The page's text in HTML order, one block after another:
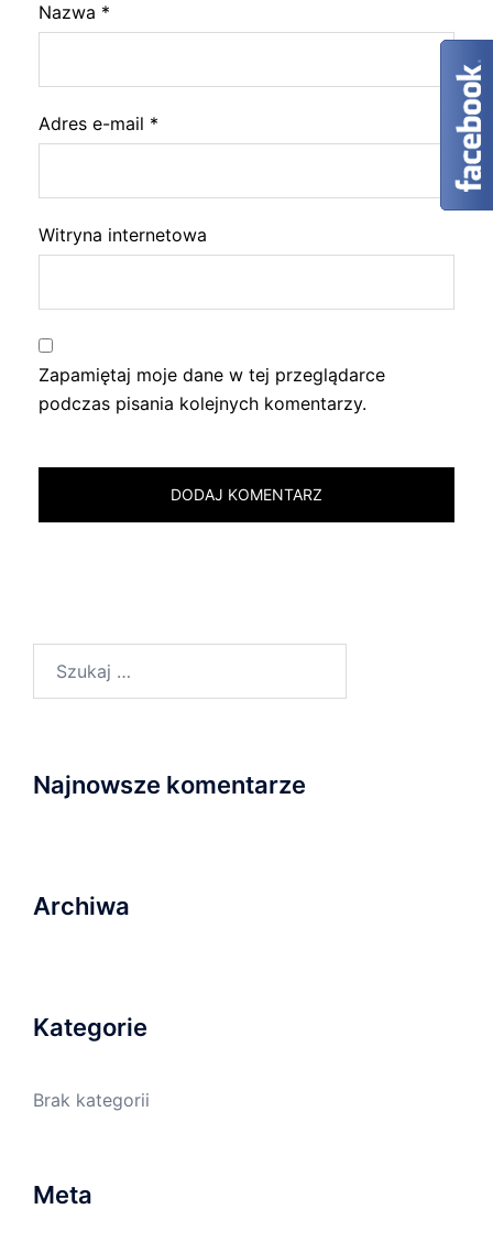
Nazwa *
Adres e-mail *
Witryna internetowa
Zapamiętaj moje dane w tej przeglądarce
podczas pisania kolejnych komentarzy.
Najnowsze komentarze
Archiwa
Kategorie
Brak kategorii
Meta